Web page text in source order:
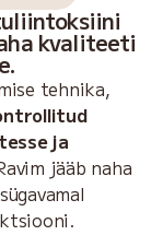
kvaliteeti
tehnika,
ja
jääb naha